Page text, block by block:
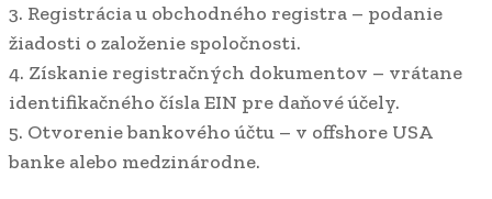
3. Registrácia u obchodného registra – podanie
žiadosti o založenie spoločnosti.
4. Získanie registračných dokumentov – vrátane
identifikačného čísla EIN pre daňové účely.
5. Otvorenie bankového účtu – v offshore USA
banke alebo medzinárodne.